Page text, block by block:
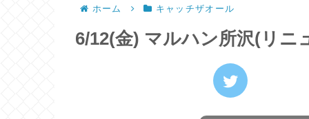
ホーム キャッチザオール
6/12(金) マルハン所沢(リニ